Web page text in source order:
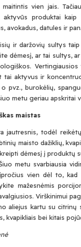
vien jais.
aktyvūs produktai
avokadus, datules ir pan.
ir daržovių sultys
dėmesį, ar tai sultys,
tai aktyvus ir
pvz., burokėlių,
metu geriau apskritai
maistas
jautresnis, todėl
maisto dažiklių,
dėmesį į produktų
metu svarbiausia
vien dėl to,
mažesnėmis
Virškinimui
aliejus kartu su
kvapikliais bei kitais